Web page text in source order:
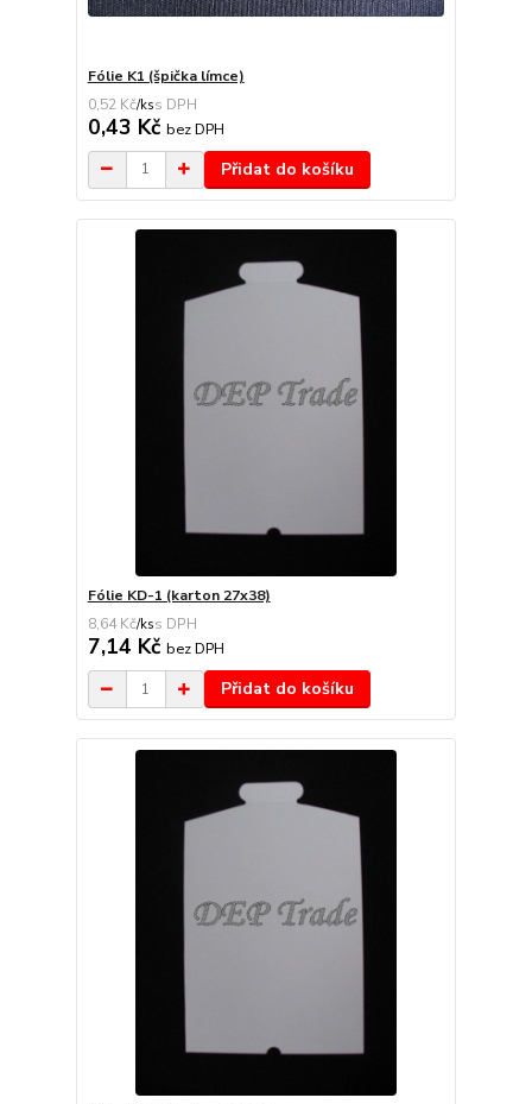
Fólie K1 (špička límce)
0,52 Kč/ks
0,43 Kč bez DPH
Přidat do košíku
Fólie KD-1 (karton 27x38)
8,64 Kč/ks
7,14 Kč bez DPH
Přidat do košíku